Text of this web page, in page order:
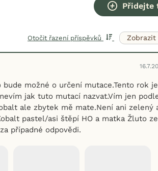
Přidejte
Otočit řazení příspěvků
možné o určení mutace.Tento rok je
jak tuto mutací nazvat.Vím jen
ale zbytek mě mate.Není ani zelený
pastel/asi štěpí HO a matka Žluto
případné odpovědi.